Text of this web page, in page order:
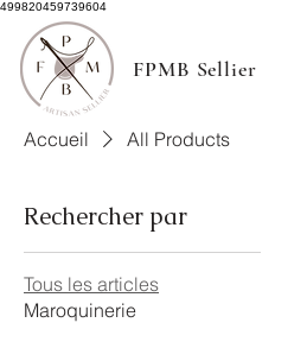
499820459739604
FPMB Sellier
Accueil All Products
Rechercher par
Tous les articles
Maroquinerie